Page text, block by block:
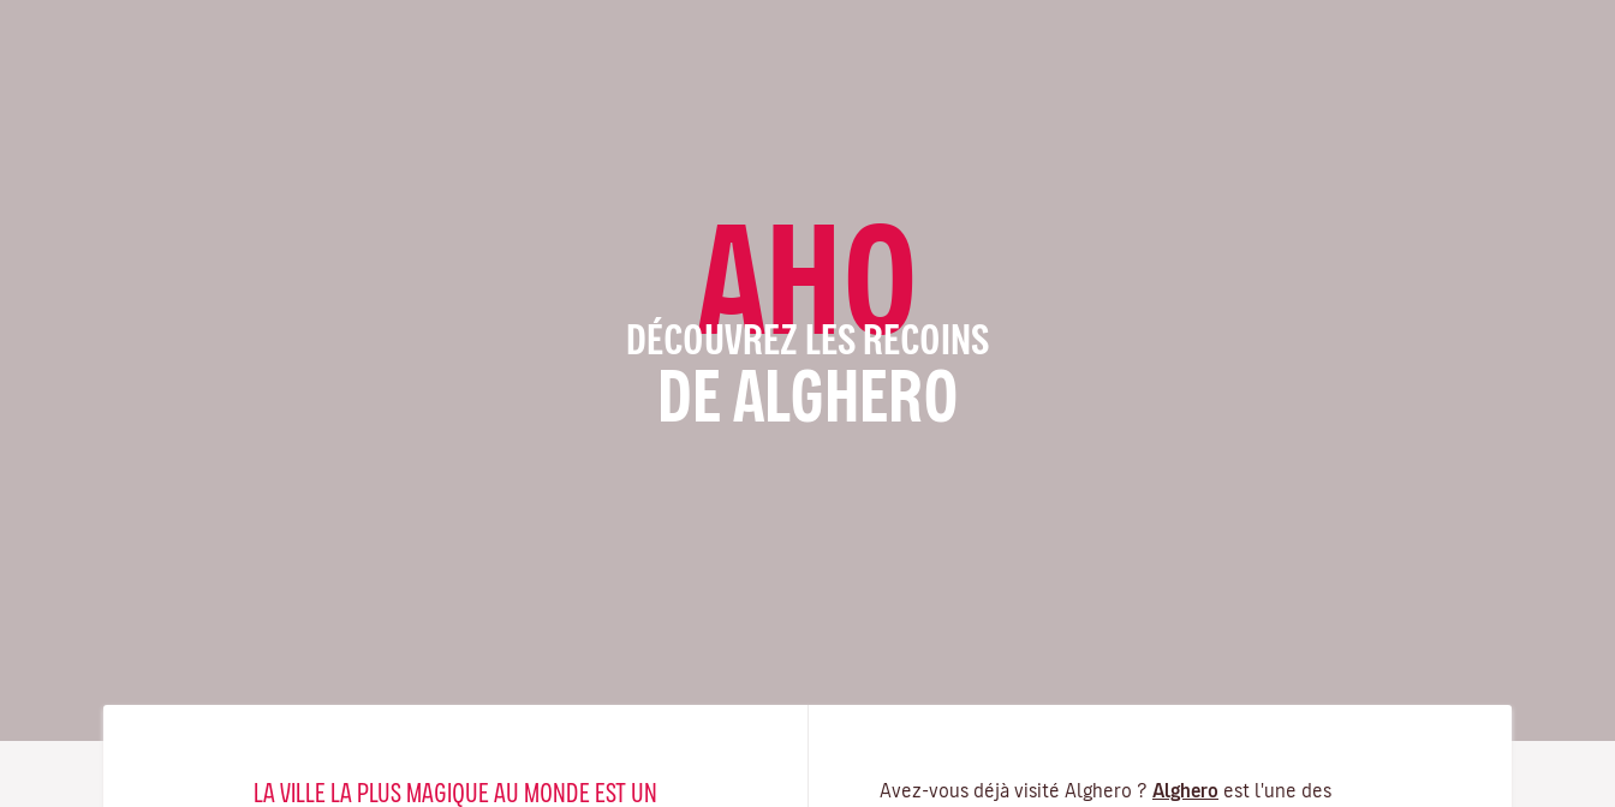
AHO
DÉCOUVREZ LES RECOINS
DE ALGHERO
LA VILLE LA PLUS MAGIQUE AU MONDE EST UN
Avez-vous déjà visité Alghero ? Alghero est l'une des